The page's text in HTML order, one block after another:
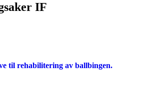
IF
til rehabilitering av ballbingen.